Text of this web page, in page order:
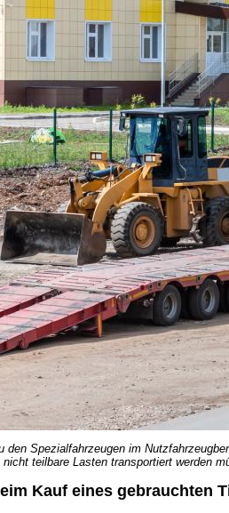
den Spezialfahrzeugen im
nicht teilbare Lasten transportiert werden
Kauf eines gebrauchten